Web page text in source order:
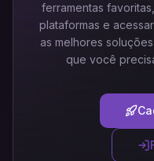
ferramentas
plataformas e
as melhores
que você